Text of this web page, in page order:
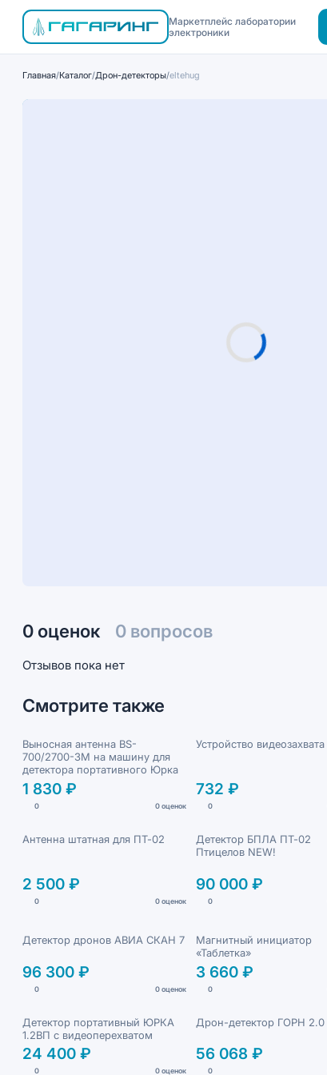
Маркетплейс лаборатории
электроники
Главная/Каталог/Дрон-детекторы/eltehug
0 оценок 0 вопросов
Отзывов пока нет
Смотрите также
Выносная антенна BS-
700/2700-3M на машину для
детектора портативного Юрка
1 830 ₽
0 0 оценок
Устройство видеозахвата
732 ₽
0
Антенна штатная для ПТ-02
2 500 ₽
0 0 оценок
Детектор БПЛА ПТ-02
Птицелов NEW!
90 000 ₽
0
Детектор дронов АВИА СКАН 7
96 300 ₽
0 0 оценок
Магнитный инициатор
«Таблетка»
3 660 ₽
0
Детектор портативный ЮРКА
1.2ВП с видеоперехватом
24 400 ₽
0 0 оценок
Дрон-детектор ГОРН 2.0
56 068 ₽
0